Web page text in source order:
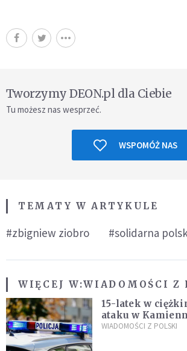
Tworzymy DEON.pl dla Ciebie
Tu możesz nas wesprzeć.
WSPOMÓŻ NAS
TEMATY W ARTYKULE
#zbigniew ziobro #solidarna
WIĘCEJ W:WIADOMOŚCI Z
15-latek w
ataku w
Policja
WIADOMOŚCI Z POLSKI